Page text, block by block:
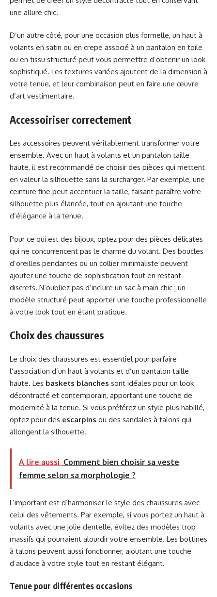
une allure chic.
D’un autre côté, pour une occasion plus formelle, un haut à
volants en satin ou en crepe associé à un pantalon en toile
ou en tissu structuré peut vous permettre d’obtenir un look
sophistiqué. Les textures variées ajoutent de la dimension à
votre tenue, et leur combinaison peut en faire une œuvre
d’art vestimentaire.
Accessoiriser correctement
Les accessoires peuvent véritablement transformer votre
ensemble. Avec un haut à volants et un pantalon taille
haute, il est recommandé de choisir des pièces qui mettent
en valeur la silhouette sans la surcharger. Par exemple, une
ceinture fine peut accentuer la taille, faisant paraître votre
silhouette plus élancée, tout en ajoutant une touche
d’élégance à la tenue.
Pour ce qui est des bijoux, optez pour des pièces délicates
qui ne concurrencent pas le charme du volant. Des boucles
d’oreilles pendantes ou un collier minimaliste peuvent
ajouter une touche de sophistication tout en restant
discrets. N’oubliez pas d’inclure un sac à main chic ; un
modèle structuré peut apporter une touche professionnelle
à votre look tout en étant pratique.
Choix des chaussures
Le choix des chaussures est essentiel pour parfaire
l’association d’un haut à volants et d’un pantalon taille
haute. Les baskets blanches sont idéales pour un look
décontracté et contemporain, apportant une touche de
modernité à la tenue. Si vous préférez un style plus habillé,
optez pour des escarpins ou des sandales à talons qui
allongent la silhouette.
A lire aussi Comment bien choisir sa veste
femme selon sa morphologie ?
L’important est d’harmoniser le style des chaussures avec
celui des vêtements. Par exemple, si vous portez un haut à
volants avec une jolie dentelle, évitez des modèles trop
massifs qui pourraient alourdir votre ensemble. Les bottines
à talons peuvent aussi fonctionner, ajoutant une touche
d’audace à votre style tout en restant élégant.
Tenue pour différentes occasions